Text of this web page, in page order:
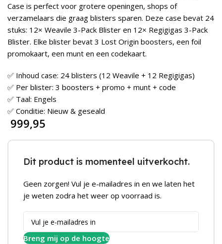
Case is perfect voor grotere openingen, shops of
verzamelaars die graag blisters sparen. Deze case bevat 24
stuks: 12× Weavile 3-Pack Blister en 12× Regigigas 3-Pack
Blister. Elke blister bevat 3 Lost Origin boosters, een foil
promokaart, een munt en een codekaart.
✅ Inhoud case: 24 blisters (12 Weavile + 12 Regigigas)
✅ Per blister: 3 boosters + promo + munt + code
✅ Taal: Engels
✅ Conditie: Nieuw & geseald
999,95
Dit product is momenteel uitverkocht.
Geen zorgen! Vul je e-mailadres in en we laten het
je weten zodra het weer op voorraad is.
Breng mij op de hoogte